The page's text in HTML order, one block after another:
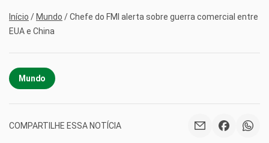
Início / Mundo /Chefe do FMI alerta sobre guerra comercial entre
EUA e China
Mundo
COMPARTILHE ESSA NOTÍCIA